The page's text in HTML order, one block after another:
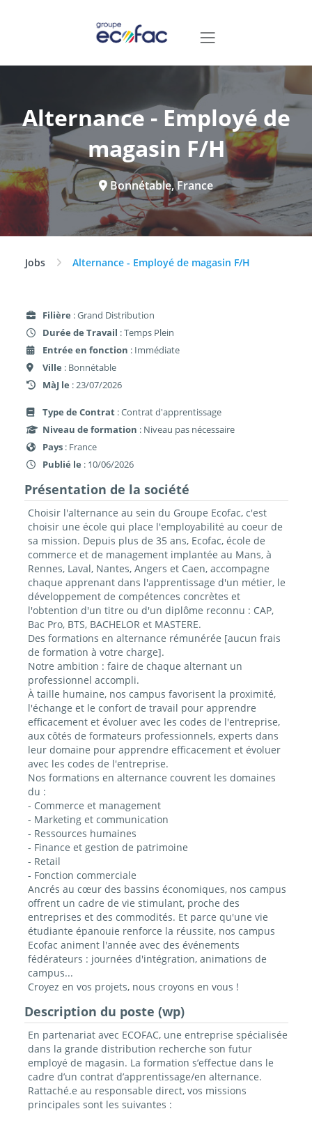
Alternance - Employé de
magasin F/H
Bonnétable, France
Jobs Alternance - Employé de magasin F/H
Filière : Grand Distribution
Durée de Travail : Temps Plein
Entrée en fonction : Immédiate
Ville : Bonnétable
MàJ le : 23/07/2026
Type de Contrat : Contrat d'apprentissage
Niveau de formation : Niveau pas nécessaire
Pays : France
Publié le : 10/06/2026
Présentation de la société
Choisir l'alternance au sein du Groupe Ecofac, c'est
choisir une école qui place l'employabilité au coeur de
sa mission. Depuis plus de 35 ans, Ecofac, école de
commerce et de management implantée au Mans, à
Rennes, Laval, Nantes, Angers et Caen, accompagne
chaque apprenant dans l'apprentissage d'un métier, le
développement de compétences concrètes et
l'obtention d'un titre ou d'un diplôme reconnu : CAP,
Bac Pro, BTS, BACHELOR et MASTERE.
Des formations en alternance rémunérée [aucun frais
de formation à votre charge].
Notre ambition : faire de chaque alternant un
professionnel accompli.
À taille humaine, nos campus favorisent la proximité,
l'échange et le confort de travail pour apprendre
efficacement et évoluer avec les codes de l'entreprise,
aux côtés de formateurs professionnels, experts dans
leur domaine pour apprendre efficacement et évoluer
avec les codes de l'entreprise.
Nos formations en alternance couvrent les domaines
du :
- Commerce et management
- Marketing et communication
- Ressources humaines
- Finance et gestion de patrimoine
- Retail
- Fonction commerciale
Ancrés au cœur des bassins économiques, nos campus
offrent un cadre de vie stimulant, proche des
entreprises et des commodités. Et parce qu'une vie
étudiante épanouie renforce la réussite, nos campus
Ecofac animent l'année avec des événements
fédérateurs : journées d'intégration, animations de
campus...
Croyez en vos projets, nous croyons en vous !
Description du poste (wp)
En partenariat avec ECOFAC, une entreprise spécialisée
dans la grande distribution recherche son futur
employé de magasin. La formation s’effectue dans le
cadre d’un contrat d’apprentissage/en alternance.
Rattaché.e au responsable direct, vos missions
principales sont les suivantes :